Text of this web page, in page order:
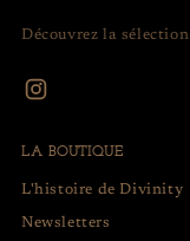
Découvrez la
LA BOUTIQUE
L'histoire de Divinity
Newsletters